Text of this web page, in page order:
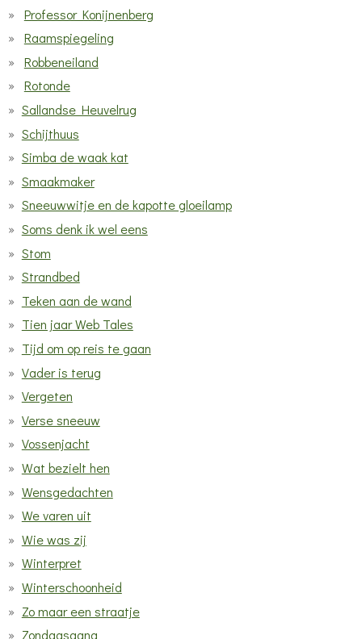
Professor Konijnenberg
Raamspiegeling
Robbeneiland
Rotonde
Sallandse Heuvelrug
Schijthuus
Simba de waak kat
Smaakmaker
Sneeuwwitje en de kapotte gloeilamp
Soms denk ik wel eens
Stom
Strandbed
Teken aan de wand
Tien jaar Web Tales
Tijd om op reis te gaan
Vader is terug
Vergeten
Verse sneeuw
Vossenjacht
Wat bezielt hen
Wensgedachten
We varen uit
Wie was zij
Winterpret
Winterschoonheid
Zo maar een straatje
Zondagsgang